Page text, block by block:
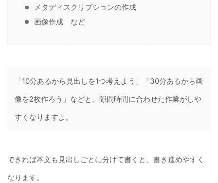
メタディスクリプションの作成
画像作成 など
「10分あるから見出しを1つ考えよう」「30分あるから画
像を2枚作ろう」などと、隙間時間に合わせた作業がしや
すくなりますよ。
できれば本文も見出しごとに分けて書くと、書き進めやすく
なります。